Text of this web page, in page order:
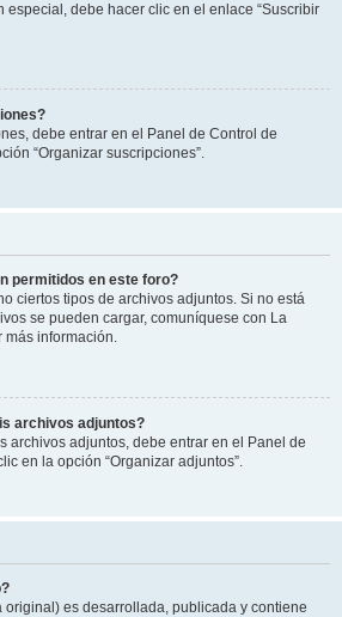
especial, debe hacer clic en el enlace “Suscribir
debe entrar en el Panel de Control de
“Organizar suscripciones”.
permitidos en este foro?
ciertos tipos de archivos adjuntos. Si no está
se pueden cargar, comuníquese con La
más información.
archivos adjuntos?
archivos adjuntos, debe entrar en el Panel de
en la opción “Organizar adjuntos”.
original) es desarrollada, publicada y contiene